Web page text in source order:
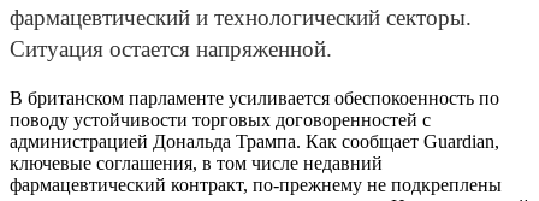
фармацевтический и технологический секторы.
Ситуация остается напряженной.
В британском парламенте усиливается обеспокоенность по
поводу устойчивости торговых договоренностей с
администрацией Дональда Трампа. Как сообщает Guardian,
ключевые соглашения, в том числе недавний
фармацевтический контракт, по-прежнему не подкреплены